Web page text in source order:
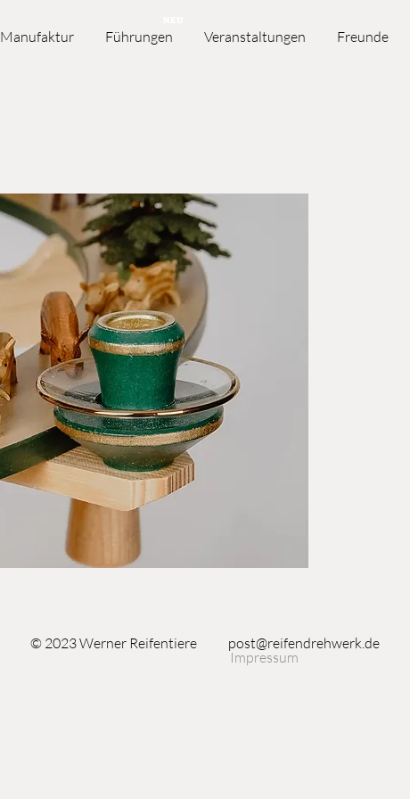
Manufaktur Führungen Veranstaltungen Freunde
© 2023 Werner Reifentiere
Impressum
post@reifendrehwerk.de